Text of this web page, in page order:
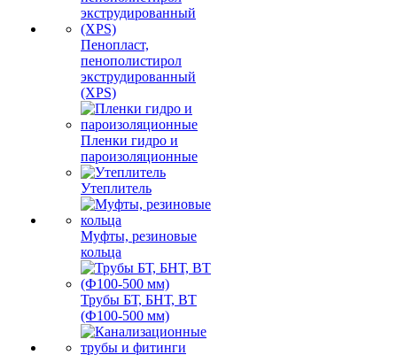
Пенопласт,
пенополистирол
экструдированный
(XPS)
Пленки гидро и
пароизоляционные
Утеплитель
Муфты, резиновые
кольца
Трубы БТ, БНТ, ВТ
(Ф100-500 мм)